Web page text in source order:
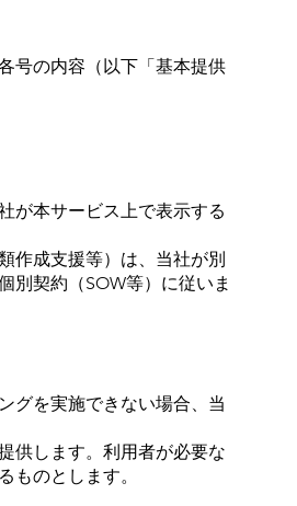
号の内容（以下「基本提供
が本サービス上で表示する
作成支援等）は、当社が別
別契約（SOW等）に従いま
グを実施できない場合、当
供します。利用者が必要な
ものとします。